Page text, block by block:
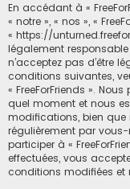
En accédant à «
« notre », « nos », «
« https://
légalement
n’acceptez pas d’être
conditions suivantes,
« FreeForFriends ».
quel moment et nous
modifications, bien que
régulièrement par
participer à «
effectuées, vous
conditions modifiées et